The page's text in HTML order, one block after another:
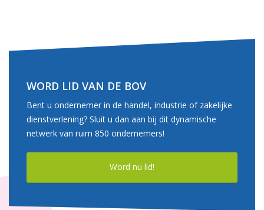
WORD LID VAN DE BOV
Bent u ondernemer in de handel, industrie of zakelijke
dienstverlening? Sluit u dan aan bij dit dynamische
netwerk van ruim 850 ondernemers!
Word nu lid!